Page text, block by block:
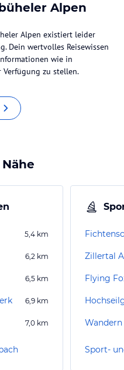
Alpen
Alpen existiert leider
Dein wertvolles Reisewissen
wie in
Verfügung zu stellen.
5,4 km
6,2 km
6,5 km
6,9 km
7,0 km
Zillertal
Wandern